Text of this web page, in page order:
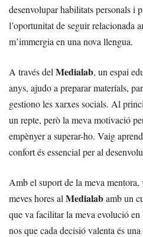
desenvolupar habilitats personals i
l’oportunitat de seguir relacionada
m’immergia en una nova llengua.
A través del Medialab, un espai
anys, ajudo a preparar materials,
gestiono les xarxes socials. Al
un repte, però la meva motivació
empènyer a superar-ho. Vaig
confort és essencial per al
Amb el suport de la meva
meves hores al Medialabamb un
que va facilitar la meva evolució
nos que cada decisió valenta és